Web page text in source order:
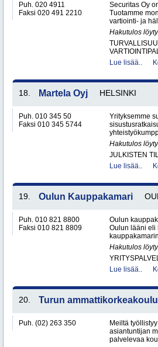
Puh. 020 4911
Faksi 020 491 2210
Securitas Oy
Tuotamme
vartiointi- ja
Hakutulos
Lue lisää..
18. Martela Oyj HELSINKI
Puh. 010 345 50
Faksi 010 345 5744
Yrityksemme
Hakutulos
JULKISTEN
Lue lisää..
19. Oulun Kauppakamari
Puh. 010 821 8800
Faksi 010 821 8809
Oulun
Oulun lääni eli
Hakutulos
Lue lisää..
20. Turun ammattikorkeakoulu
Puh. (02) 263 350
Meiltä
asiantuntijan
palvelevaa